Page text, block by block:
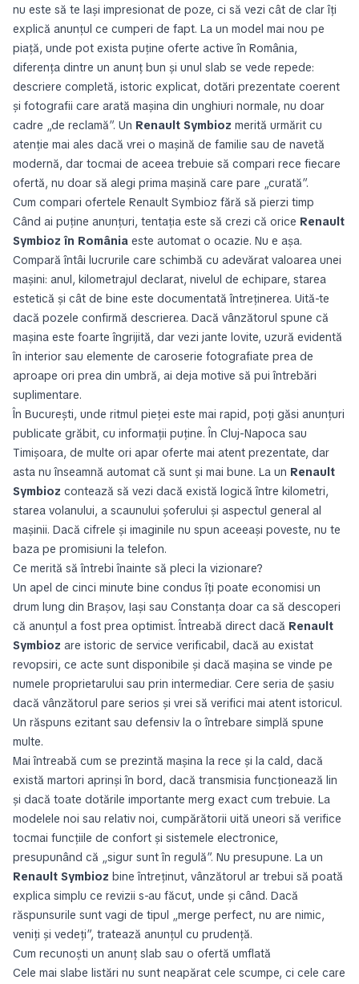
nu este să te lași impresionat de poze, ci să vezi cât de clar îți
explică anunțul ce cumperi de fapt. La un model mai nou pe
piață, unde pot exista puține oferte active în România,
diferența dintre un anunț bun și unul slab se vede repede:
descriere completă, istoric explicat, dotări prezentate coerent
și fotografii care arată mașina din unghiuri normale, nu doar
cadre „de reclamă”. Un Renault Symbioz merită urmărit cu
atenție mai ales dacă vrei o mașină de familie sau de navetă
modernă, dar tocmai de aceea trebuie să compari rece fiecare
ofertă, nu doar să alegi prima mașină care pare „curată”.
Cum compari ofertele Renault Symbioz fără să pierzi timp
Când ai puține anunțuri, tentația este să crezi că orice Renault
Symbioz în România este automat o ocazie. Nu e așa.
Compară întâi lucrurile care schimbă cu adevărat valoarea unei
mașini: anul, kilometrajul declarat, nivelul de echipare, starea
estetică și cât de bine este documentată întreținerea. Uită-te
dacă pozele confirmă descrierea. Dacă vânzătorul spune că
mașina este foarte îngrijită, dar vezi jante lovite, uzură evidentă
în interior sau elemente de caroserie fotografiate prea de
aproape ori prea din umbră, ai deja motive să pui întrebări
suplimentare.
În București, unde ritmul pieței este mai rapid, poți găsi anunțuri
publicate grăbit, cu informații puține. În Cluj-Napoca sau
Timișoara, de multe ori apar oferte mai atent prezentate, dar
asta nu înseamnă automat că sunt și mai bune. La un Renault
Symbioz contează să vezi dacă există logică între kilometri,
starea volanului, a scaunului șoferului și aspectul general al
mașinii. Dacă cifrele și imaginile nu spun aceeași poveste, nu te
baza pe promisiuni la telefon.
Ce merită să întrebi înainte să pleci la vizionare?
Un apel de cinci minute bine condus îți poate economisi un
drum lung din Brașov, Iași sau Constanța doar ca să descoperi
că anunțul a fost prea optimist. Întreabă direct dacă Renault
Symbioz are istoric de service verificabil, dacă au existat
revopsiri, ce acte sunt disponibile și dacă mașina se vinde pe
numele proprietarului sau prin intermediar. Cere seria de șasiu
dacă vânzătorul pare serios și vrei să verifici mai atent istoricul.
Un răspuns ezitant sau defensiv la o întrebare simplă spune
multe.
Mai întreabă cum se prezintă mașina la rece și la cald, dacă
există martori aprinși în bord, dacă transmisia funcționează lin
și dacă toate dotările importante merg exact cum trebuie. La
modelele noi sau relativ noi, cumpărătorii uită uneori să verifice
tocmai funcțiile de confort și sistemele electronice,
presupunând că „sigur sunt în regulă”. Nu presupune. La un
Renault Symbioz bine întreținut, vânzătorul ar trebui să poată
explica simplu ce revizii s-au făcut, unde și când. Dacă
răspunsurile sunt vagi de tipul „merge perfect, nu are nimic,
veniți și vedeți”, tratează anunțul cu prudență.
Cum recunoști un anunț slab sau o ofertă umflată
Cele mai slabe listări nu sunt neapărat cele scumpe, ci cele care